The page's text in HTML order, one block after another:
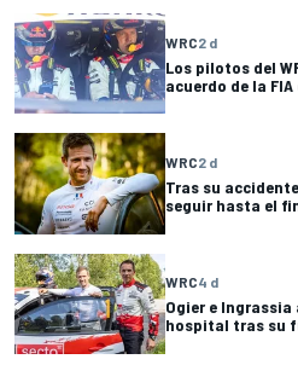
WRC2 d
Los pilotos del
acuerdo de la
WRC2 d
Tras su
seguir hasta el
WRC4 d
Ogier e
hospital tras su